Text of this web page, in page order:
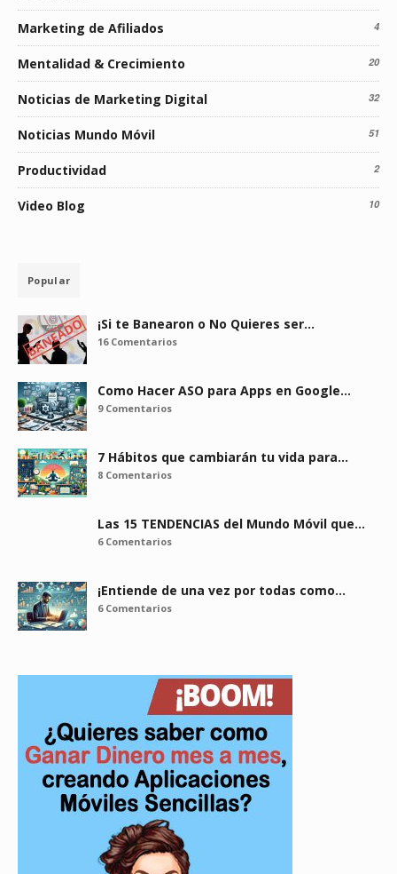
Marketing de Afiliados 4
Mentalidad & Crecimiento 20
Noticias de Marketing Digital 32
Noticias Mundo Móvil 51
Productividad 2
Video Blog 10
Popular
¡Si te Banearon o No Quieres ser…
16 Comentarios
Como Hacer ASO para Apps en Google…
9 Comentarios
7 Hábitos que cambiarán tu vida para…
8 Comentarios
Las 15 TENDENCIAS del Mundo Móvil que…
6 Comentarios
¡Entiende de una vez por todas como…
6 Comentarios